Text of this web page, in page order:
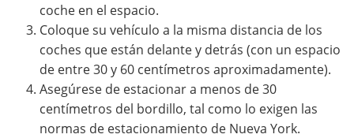
coche en el espacio.
Coloque su vehículo a la misma distancia de los
coches que están delante y detrás (con un espacio
de entre 30 y 60 centímetros aproximadamente).
Asegúrese de estacionar a menos de 30
centímetros del bordillo, tal como lo exigen las
normas de estacionamiento de Nueva York.